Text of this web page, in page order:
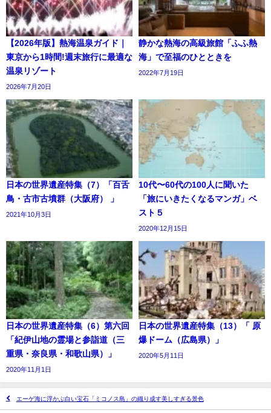
【2026年版】熱海温泉ガイド｜
東京から1時間!週末旅行に最適な
温泉リゾート
2026年7月20日
静かな熱海の高級旅館「ふふ熱
海」で至福のひとときを
2022年7月19日
日本の世界遺産特集（7）「百舌
鳥・古市古墳群（大阪府） 」
2021年10月3日
10代〜60代の100人に聞いた
「旅にいきたくなるマンガ」ベ
スト５
2020年12月15日
日本の世界遺産特集（6）第六回
「紀伊山地の霊場と参詣道（三
重県・奈良県・和歌山県）」
2020年11月1日
日本の世界遺産特集（13）「 原
爆ドーム（広島県）」
2020年5月11日
エーゲ海に浮かぶ白い宝石「ミコノス島」の織り成す美しすぎる景色